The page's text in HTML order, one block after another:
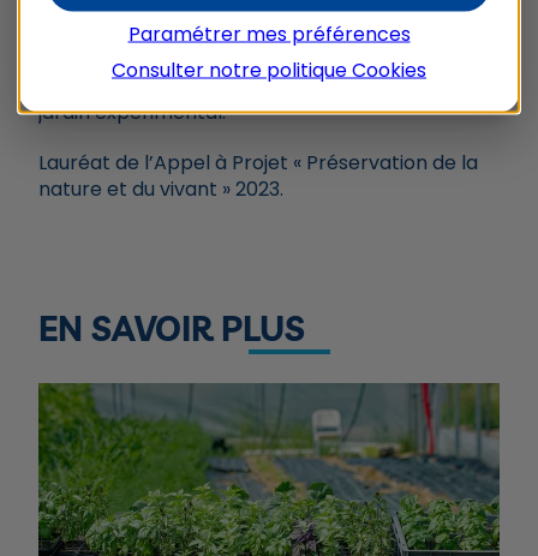
@ Grâce au Jardin️
ACCOMPAGNER Grâce au Jardin à la création
d’un lieu propice à la biodiversité, au sein de son
jardin expérimental.
Lauréat de l’Appel à Projet « Préservation de la
nature et du vivant » 2023.
EN SAVOIR PLUS
Paramétrer mes préférences
Consulter notre politiqueCookies